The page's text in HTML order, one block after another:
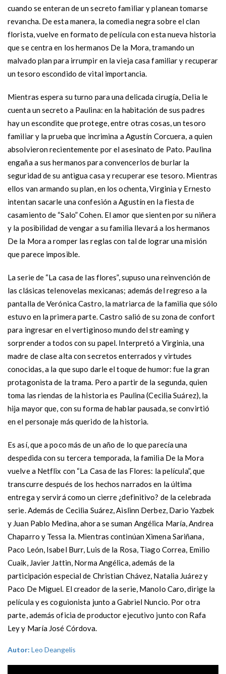
cuando se enteran de un secreto familiar y planean tomarse
revancha. De esta manera, la comedia negra sobre el clan
florista, vuelve en formato de película con esta nueva historia
que se centra en los hermanos De la Mora, tramando un
malvado plan para irrumpir en la vieja casa familiar y recuperar
un tesoro escondido de vital importancia.
Mientras espera su turno para una delicada cirugía, Delia le
cuenta un secreto a Paulina: en la habitación de sus padres
hay un escondite que protege, entre otras cosas, un tesoro
familiar y la prueba que incrimina a Agustín Corcuera, a quien
absolvieron recientemente por el asesinato de Pato. Paulina
engaña a sus hermanos para convencerlos de burlar la
seguridad de su antigua casa y recuperar ese tesoro. Mientras
ellos van armando su plan, en los ochenta, Virginia y Ernesto
intentan sacarle una confesión a Agustín en la fiesta de
casamiento de “Salo” Cohen. El amor que sienten por su niñera
y la posibilidad de vengar a su familia llevará a los hermanos
De la Mora a romper las reglas con tal de lograr una misión
que parece imposible.
La serie de “La casa de las flores”, supuso una reinvención de
las clásicas telenovelas mexicanas; además del regreso a la
pantalla de Verónica Castro, la matriarca de la familia que sólo
estuvo en la primera parte. Castro salió de su zona de confort
para ingresar en el vertiginoso mundo del streaming y
sorprender a todos con su papel. Interpretó a Virginia, una
madre de clase alta con secretos enterrados y virtudes
conocidas, a la que supo darle el toque de humor: fue la gran
protagonista de la trama. Pero a partir de la segunda, quien
toma las riendas de la historia es Paulina (Cecilia Suárez), la
hija mayor que, con su forma de hablar pausada, se convirtió
en el personaje más querido de la historia.
Es así, que a poco más de un año de lo que parecía una
despedida con su tercera temporada, la familia De la Mora
vuelve a Netflix con “La Casa de las Flores: la película”, que
transcurre después de los hechos narrados en la última
entrega y servirá como un cierre ¿definitivo? de la celebrada
serie. Además de Cecilia Suárez, Aislinn Derbez, Dario Yazbek
y Juan Pablo Medina, ahora se suman Angélica María, Andrea
Chaparro y Tessa Ia. Mientras continúan Ximena Sariñana,
Paco León, Isabel Burr, Luis de la Rosa, Tiago Correa, Emilio
Cuaik, Javier Jattin, Norma Angélica, además de la
participación especial de Christian Chávez, Natalia Juárez y
Paco De Miguel. El creador de la serie, Manolo Caro, dirige la
película y es coguionista junto a Gabriel Nuncio. Por otra
parte, además oficia de productor ejecutivo junto con Rafa
Ley y María José Córdova.
Autor: Leo Deangelis